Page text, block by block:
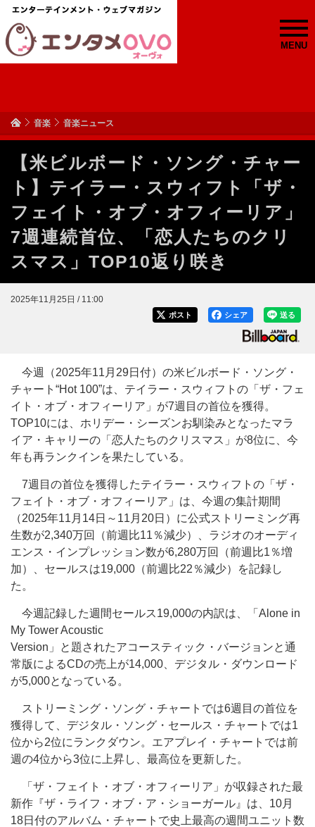
MENU
音楽 音楽ニュース
【米ビルボード・ソング・チャー
ト】テイラー・スウィフト「ザ・
フェイト・オブ・オフィーリア」
7週連続首位、「恋人たちのクリ
スマス」TOP10返り咲き
2025年11月25日 / 11:00
送る
シェア
ポスト
今週（2025年11月29日付）の米ビルボード・ソング・
チャート“Hot 100”は、テイラー・スウィフトの「ザ・フェ
イト・オブ・オフィーリア」が7週目の首位を獲得。
TOP10には、ホリデー・シーズンお馴染みとなったマラ
イア・キャリーの「恋人たちのクリスマス」が8位に、今
年も再ランクインを果たしている。
7週目の首位を獲得したテイラー・スウィフトの「ザ・
フェイト・オブ・オフィーリア」は、今週の集計期間
（2025年11月14日～11月20日）に公式ストリーミング再
生数が2,340万回（前週比11％減少）、ラジオのオーディ
エンス・インプレッション数が6,280万回（前週比1％増
加）、セールスは19,000（前週比22％減少）を記録し
た。
今週記録した週間セールス19,000の内訳は、「Alone in
My Tower Acoustic
Version」と題されたアコースティック・バージョンと通
常版によるCDの売上が14,000、デジタル・ダウンロード
が5,000となっている。
ストリーミング・ソング・チャートでは6週目の首位を
獲得して、デジタル・ソング・セールス・チャートでは1
位から2位にランクダウン。エアプレイ・チャートでは前
週の4位から3位に上昇し、最高位を更新した。
「ザ・フェイト・オブ・オフィーリア」が収録された最
新作『ザ・ライフ・オブ・ア・ショーガール』は、10月
18日付のアルバム・チャートで史上最高の週間ユニット数